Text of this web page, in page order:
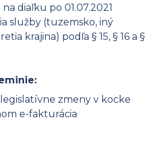
diaľku po 01.07.2021
služby (tuzemsko, iný
krajina) podľa § 15, § 16 a §
zmeny v kocke
e-fakturácia